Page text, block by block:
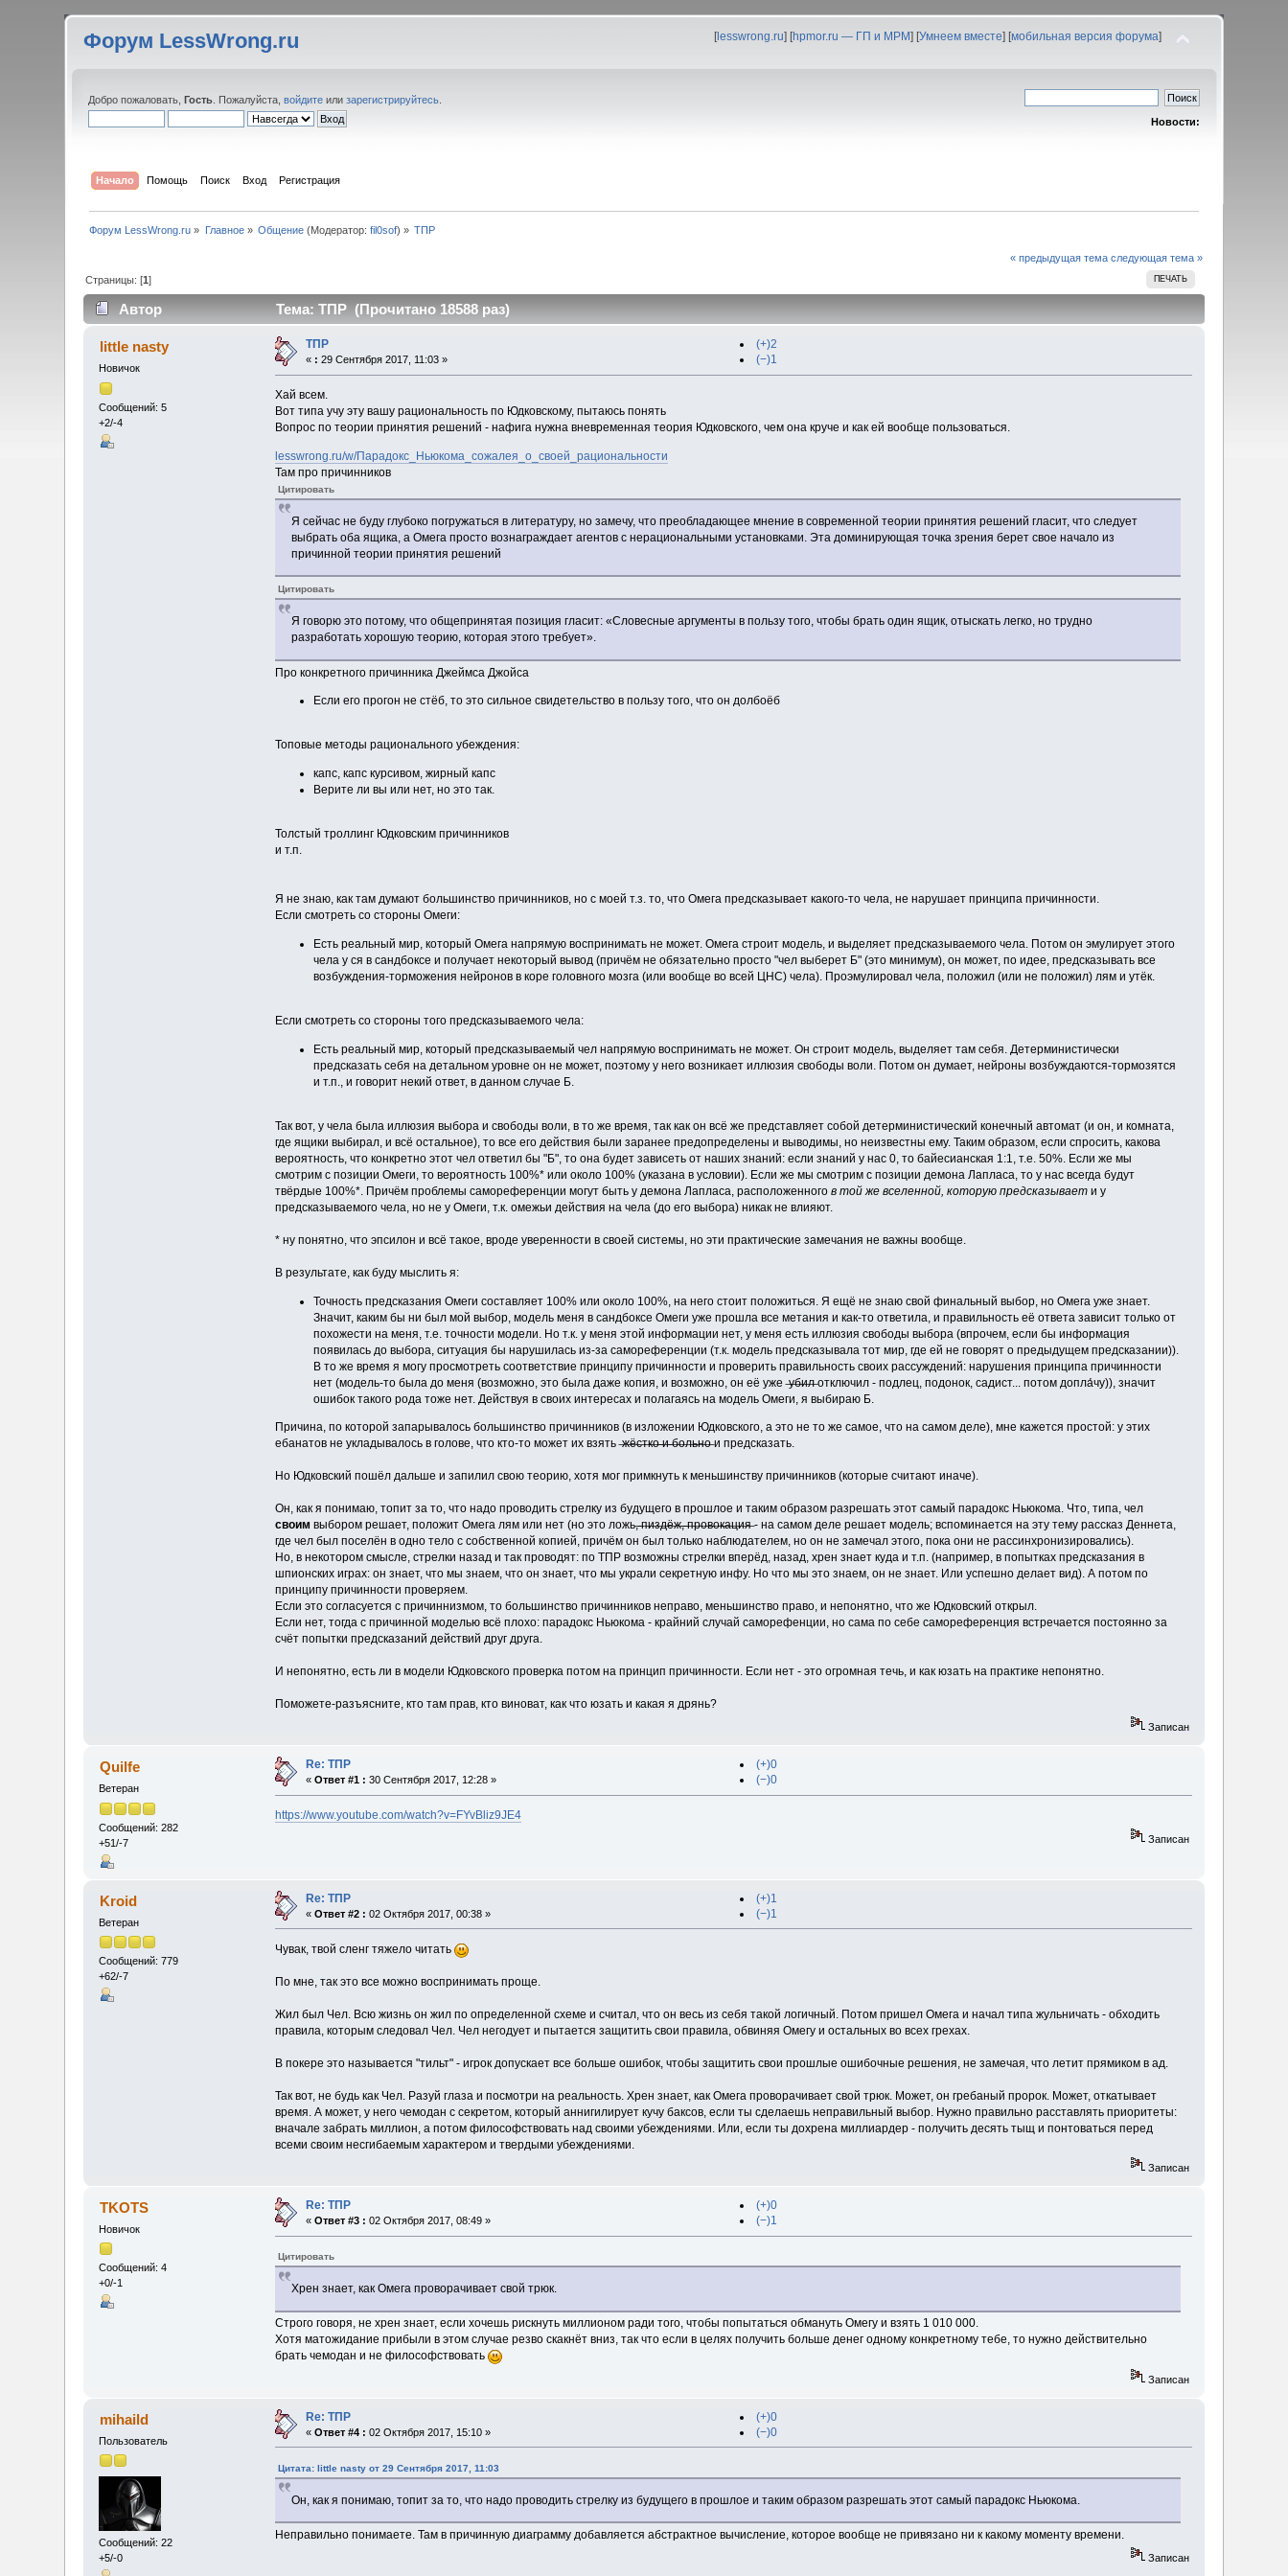
Форум LessWrong.ru [lesswrong.ru] [hpmor.ru — ГП и МРМ] [Умнеем вместе] [мобильная версия форума]
Добро пожаловать,Гость . Пожалуйста,войдите илизарегистрируйтесь
Новости:
Начало Помощь Поиск Вход Регистрация
Форум LessWrong.ru » Главное» Общение (Модератор:fil0sof) » ТПР
« предыдущая тема следующая тема »
ПЕЧАТЬ
Страницы: [1]
Автор Тема: ТПР (Прочитано 18588 раз)
little nasty
Новичок
Сообщений: 5
+2/-4
ТПР
« : 29 Сентября 2017, 11:03 »
(+)2
(−)1
Хай всем.
Вот типа учу эту вашу рациональность по Юдковскому, пытаюсь понять
Вопрос по теории принятия решений - нафига нужна вневременная теория Юдковского, чем она круче и как ей вообще пользоваться.
lesswrong.ru/w/Парадокс_Ньюкома_сожалея_о_своей_рациональности
Там про причинников
Цитировать
Я сейчас не буду глубоко погружаться в литературу, но замечу, что преобладающее мнение в современной теории принятия решений гласит, что следует
выбрать оба ящика, а Омега просто вознаграждает агентов с нерациональными установками. Эта доминирующая точка зрения берет свое начало из
причинной теории принятия решений
Цитировать
Я говорю это потому, что общепринятая позиция гласит: «Словесные аргументы в пользу того, чтобы брать один ящик, отыскать легко, но трудно
разработать хорошую теорию, которая этого требует».
Про конкретного причинника Джеймса Джойса
Если его прогон не стёб, то это сильное свидетельство в пользу того, что он долбоёб
Топовые методы рационального убеждения:
капс, капс курсивом, жирный капс
Верите ли вы или нет, но это так.
Толстый троллинг Юдковским причинников
и т.п.
Я не знаю, как там думают большинство причинников, но с моей т.з. то, что Омега предсказывает какого-то чела, не нарушает принципа причинности.
Если смотреть со стороны Омеги:
Есть реальный мир, который Омега напрямую воспринимать не может. Омега строит модель, и выделяет предсказываемого чела. Потом он эмулирует этого
чела у ся в сандбоксе и получает некоторый вывод (причём не обязательно просто "чел выберет Б" (это минимум), он может, по идее, предсказывать все
возбуждения-торможения нейронов в коре головного мозга (или вообще во всей ЦНС) чела). Проэмулировал чела, положил (или не положил) лям и утёк.
Если смотреть со стороны того предсказываемого чела:
Есть реальный мир, который предсказываемый чел напрямую воспринимать не может. Он строит модель, выделяет там себя. Детерминистически
предсказать себя на детальном уровне он не может, поэтому у него возникает иллюзия свободы воли. Потом он думает, нейроны возбуждаются-тормозятся
и т.п., и говорит некий ответ, в данном случае Б.
Так вот, у чела была иллюзия выбора и свободы воли, в то же время, так как он всё же представляет собой детерминистический конечный автомат (и он, и комната,
где ящики выбирал, и всё остальное), то все его действия были заранее предопределены и выводимы, но неизвестны ему. Таким образом, если спросить, какова
вероятность, что конкретно этот чел ответил бы "Б", то она будет зависеть от наших знаний: если знаний у нас 0, то байесианская 1:1, т.е. 50%. Если же мы
смотрим с позиции Омеги, то вероятность 100%* или около 100% (указана в условии). Если же мы смотрим с позиции демона Лапласа, то у нас всегда будут
твёрдые 100%*. Причём проблемы самореференции могут быть у демона Лапласа, расположенного в той же вселенной, которую предсказываети у
предсказываемого чела, но не у Омеги, т.к. омежьи действия на чела (до его выбора) никак не влияют.
* ну понятно, что эпсилон и всё такое, вроде уверенности в своей системы, но эти практические замечания не важны вообще.
В результате, как буду мыслить я:
Точность предсказания Омеги составляет 100% или около 100%, на него стоит положиться. Я ещё не знаю свой финальный выбор, но Омега уже знает.
Значит, каким бы ни был мой выбор, модель меня в сандбоксе Омеги уже прошла все метания и как-то ответила, и правильность её ответа зависит только от
похожести на меня, т.е. точности модели. Но т.к. у меня этой информации нет, у меня есть иллюзия свободы выбора (впрочем, если бы информация
появилась до выбора, ситуация бы нарушилась из-за самореференции (т.к. модель предсказывала тот мир, где ей не говорят о предыдущем предсказании)).
В то же время я могу просмотреть соответствие принципу причинности и проверить правильность своих рассуждений: нарушения принципа причинности
нет (модель-то была до меня (возможно, это была даже копия, и возможно, он её уже ̶у̶б̶и̶л̶ отключил - подлец, подонок, садист... потом допла́чу)), значит
ошибок такого рода тоже нет. Действуя в своих интересах и полагаясь на модель Омеги, я выбираю Б.
Причина, по которой запарывалось большинство причинников (в изложении Юдковского, а это не то же самое, что на самом деле), мне кажется простой: у этих
ебанатов не укладывалось в голове, что кто-то может их взять ̶ж̶ё̶с̶т̶к̶о̶ ̶и̶ ̶б̶о̶л̶ь̶н̶о̶ и предсказать.
Но Юдковский пошёл дальше и запилил свою теорию, хотя мог примкнуть к меньшинству причинников (которые считают иначе).
Он, как я понимаю, топит за то, что надо проводить стрелку из будущего в прошлое и таким образом разрешать этот самый парадокс Ньюкома. Что, типа, чел
своим выбором решает, положит Омега лям или нет (но это ложь,̶ ̶п̶и̶з̶д̶ё̶ж̶,̶ ̶п̶р̶о̶в̶о̶к̶а̶ц̶и̶я̶ - на самом деле решает модель; вспоминается на эту тему рассказ Деннета,
где чел был поселён в одно тело с собственной копией, причём он был только наблюдателем, но он не замечал этого, пока они не рассинхронизировались).
Но, в некотором смысле, стрелки назад и так проводят: по ТПР возможны стрелки вперёд, назад, хрен знает куда и т.п. (например, в попытках предсказания в
шпионских играх: он знает, что мы знаем, что он знает, что мы украли секретную инфу. Но что мы это знаем, он не знает. Или успешно делает вид). А потом по
принципу причинности проверяем.
Если это согласуется с причиннизмом, то большинство причинников неправо, меньшинство право, и непонятно, что же Юдковский открыл.
Если нет, тогда с причинной моделью всё плохо: парадокс Ньюкома - крайний случай саморефенции, но сама по себе самореференция встречается постоянно за
счёт попытки предсказаний действий друг друга.
И непонятно, есть ли в модели Юдковского проверка потом на принцип причинности. Если нет - это огромная течь, и как юзать на практике непонятно.
Поможете-разъясните, кто там прав, кто виноват, как что юзать и какая я дрянь?
Записан
Quilfe
Ветеран
Сообщений: 282
+51/-7
Re: ТПР
«Ответ #1 : 30 Сентября 2017, 12:28 »
(+)0
(−)0
https://www.youtube.com/watch?v=FYvBliz9JE4
Записан
Kroid
Ветеран
Сообщений: 779
+62/-7
Re: ТПР
«Ответ #2 : 02 Октября 2017, 00:38 »
(+)1
(−)1
Чувак, твой сленг тяжело читать
По мне, так это все можно воспринимать проще.
Жил был Чел. Всю жизнь он жил по определенной схеме и считал, что он весь из себя такой логичный. Потом пришел Омега и начал типа жульничать - обходить
правила, которым следовал Чел. Чел негодует и пытается защитить свои правила, обвиняя Омегу и остальных во всех грехах.
В покере это называется "тильт" - игрок допускает все больше ошибок, чтобы защитить свои прошлые ошибочные решения, не замечая, что летит прямиком в ад.
Так вот, не будь как Чел. Разуй глаза и посмотри на реальность. Хрен знает, как Омега проворачивает свой трюк. Может, он гребаный пророк. Может, откатывает
время. А может, у него чемодан с секретом, который аннигилирует кучу баксов, если ты сделаешь неправильный выбор. Нужно правильно расставлять приоритеты:
вначале забрать миллион, а потом философствовать над своими убеждениями. Или, если ты дохрена миллиардер - получить десять тыщ и понтоваться перед
всеми своим несгибаемым характером и твердыми убеждениями.
Записан
TKOTS
Новичок
Сообщений: 4
+0/-1
Re: ТПР
«Ответ #3 : 02 Октября 2017, 08:49 »
(+)0
(−)1
Цитировать
Хрен знает, как Омега проворачивает свой трюк.
Строго говоря, не хрен знает, если хочешь рискнуть миллионом ради того, чтобы попытаться обмануть Омегу и взять 1 010 000.
Хотя матожидание прибыли в этом случае резво скакнёт вниз, так что если в целях получить больше денег одному конкретному тебе, то нужно действительно
брать чемодан и не философствовать
Записан
mihaild
Пользователь
Сообщений: 22
+5/-0
Re: ТПР
«Ответ #4 : 02 Октября 2017, 15:10 »
(+)0
(−)0
Цитата: little nasty от 29 Сентября 2017, 11:03
Он, как я понимаю, топит за то, что надо проводить стрелку из будущего в прошлое и таким образом разрешать этот самый парадокс Ньюкома.
Неправильно понимаете. Там в причинную диаграмму добавляется абстрактное вычисление, которое вообще не привязано ни к какому моменту времени.
Записан